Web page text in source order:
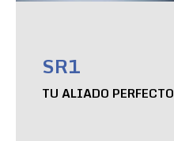
SR1
TU ALIADO PERFECTO